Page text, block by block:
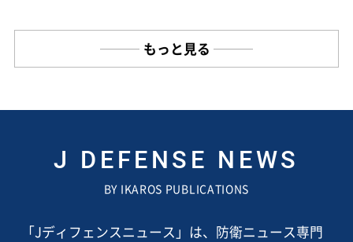
もっと見る
J DEFENSE NEWS
BY IKAROS PUBLICATIONS
「Jディフェンスニュース」は、防衛ニュース専門